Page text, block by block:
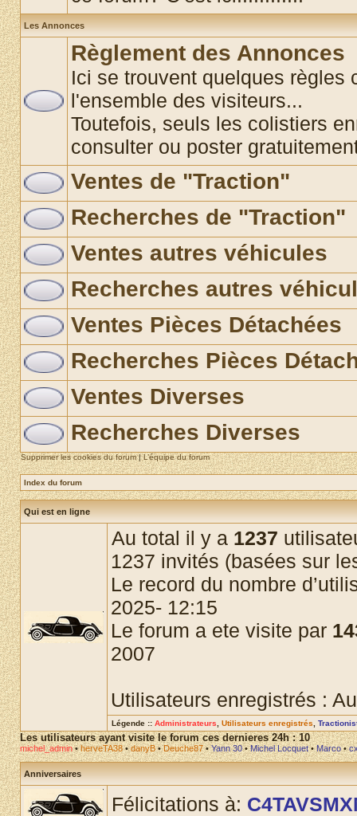
Les Annonces
Règlement des Annonces
Ici se trouvent quelques règles
l'ensemble des visiteurs...
Toutefois, seuls les colistiers
consulter ou poster
Ventes de "Traction"
Recherches de "Traction"
Ventes autres véhicules
Recherches autres
Ventes Pièces Détachées
Recherches Pièces
Ventes Diverses
Recherches Diverses
Supprimer les cookies du forum|L’équipe du forum
Index du forum
Qui est en ligne
Au total il y a 1237
1237 invités (basées sur
Le record du nombre
2025- 12:15
Le forum a ete visite par
2007
Utilisateurs enregistrés :
Légende :: Administrateurs Utilisateurs enregistrés
Les utilisateurs ayant visite le forum ces dernieres 24h : 10
michel_admin•herveTA38•danyB•Deuche87•Yann 30•Michel Locquet•Marco•
Anniversaires
Félicitations à: